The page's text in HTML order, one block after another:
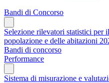
Bandi di Concorso
Selezione rilevatori statistici per
popolazione e delle abitazioni
Bandi di concorso
Performance
Sistema di misurazione e